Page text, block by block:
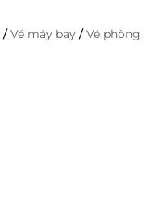
/Vé máy bay /Vé phòng